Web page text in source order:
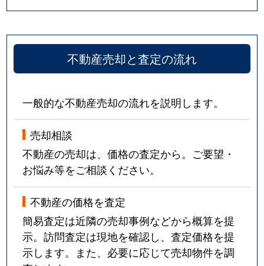
不動産売却と査定の流れ
一般的な不動産売却の流れを説明します。
売却相談
不動産の売却は、価格の査定から。ご要望・
お悩み等をご相談ください。
不動産の価格を査定
簡易査定は近隣の売却事例などから概算を提
示。訪問査定は現地を確認し、査定価格を提
示します。また、必要に応じて売却物件を調